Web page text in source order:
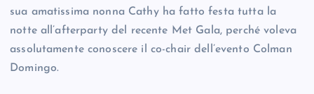
sua amatissima nonna Cathy ha fatto festa tutta la
notte all’afterparty del recente Met Gala, perché voleva
assolutamente conoscere il co-chair dell’evento Colman
Domingo.